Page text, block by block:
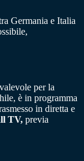
Germania e Italia
per la
è in programma
in diretta e
TV, previa